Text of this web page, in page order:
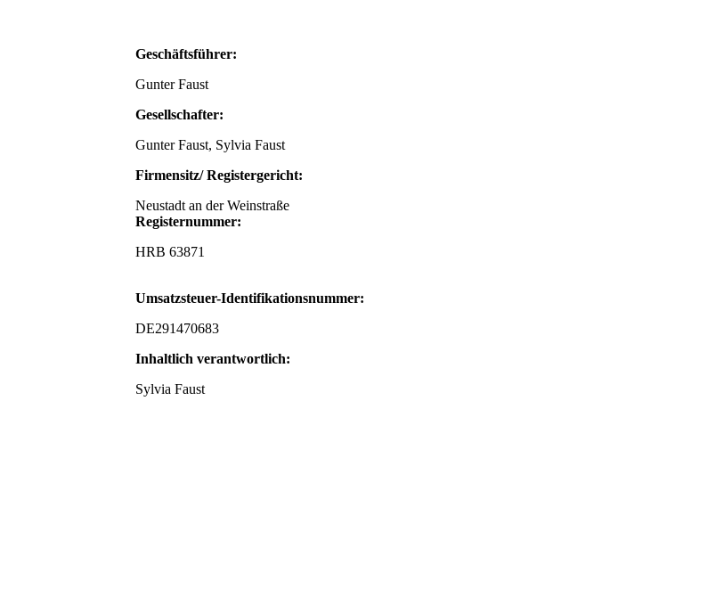
Geschäftsführer:
Gunter Faust
Gesellschafter:
Gunter Faust, Sylvia Faust
Firmensitz/ Registergericht:
Neustadt an der Weinstraße
Registernummer:
HRB 63871
Umsatzsteuer-Identifikationsnummer:
DE291470683
Inhaltlich verantwortlich:
Sylvia Faust